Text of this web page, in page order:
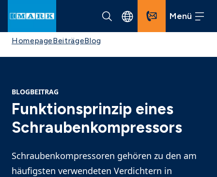
Menü
HomepageBeiträgeBlog
BLOGBEITRAG
Funktionsprinzip eines
Schraubenkompressors
Schraubenkompressoren gehören zu den am
häufigsten verwendeten Verdichtern in